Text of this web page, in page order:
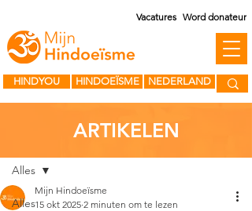
HINDOEÏSME
HINDYOU NEDERLAND
Vacatures Word donateur
Alles
Alles
Mijn Hindoeïsme
15 okt 2025 2 minuten om te lezen
ARTIKELEN